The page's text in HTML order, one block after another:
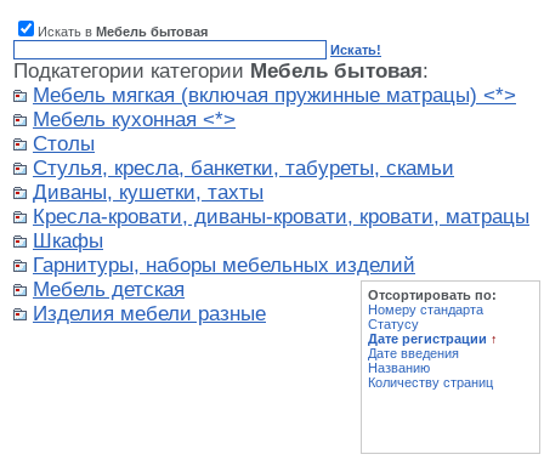
Искать в Мебель бытовая
Искать!
Подкатегории категории Мебель бытовая:
Мебель мягкая (включая пружинные матрацы) <*>
Мебель кухонная <*>
Столы
Стулья, кресла, банкетки, табуреты, скамьи
Диваны, кушетки, тахты
Кресла-кровати, диваны-кровати, кровати, матрацы
Шкафы
Гарнитуры, наборы мебельных изделий
Мебель детская
Изделия мебели разные
Отсортировать по:
Номеру стандарта
Статусу
Дате регистрации ↑
Дате введения
Названию
Количеству страниц